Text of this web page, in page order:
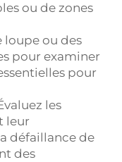
ou de zones
loupe ou des
pour examiner
pour
les
leur
défaillance de
des